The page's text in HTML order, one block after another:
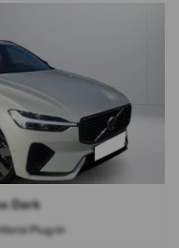
Dark
Plug-In